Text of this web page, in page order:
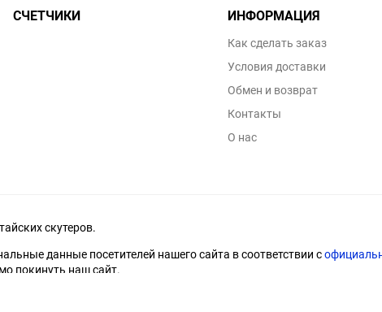
СЧЕТЧИКИ ИНФОРМАЦИЯ
Как сделать заказ
Условия доставки
Обмен и возврат
Контакты
О нас
скутеров.
данные посетителей нашего сайта в соответствии с
покинуть наш сайт.